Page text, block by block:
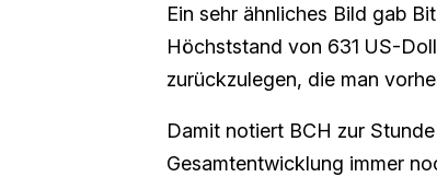
Ein sehr ähnliches Bild gab
Höchststand von 631 US-
zurückzulegen, die man
Damit notiert BCH zur
Gesamtentwicklung immer